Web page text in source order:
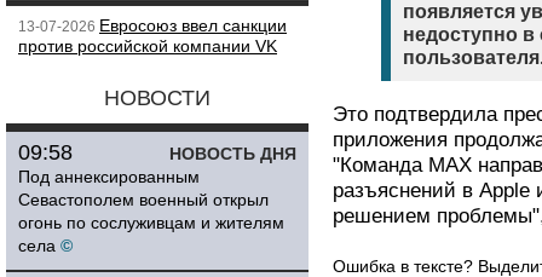
13-07-2026 Евросоюз ввел санкции
против российской компании VK
НОВОСТИ
НОВОСТЬ ДНЯ
09:58
Под аннексированным
Севастополем военный открыл
огонь по сослуживцам и жителям
села ©
появляется
недоступно в
Это подтвердила
приложения
"Команда МАХ
разъяснений в Apple
решением
Ошибка в тексте?